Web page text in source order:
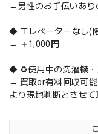
→男性のお手伝いあり
◆ エレベーターなし(
→ ＋1,000円
◆ ♻️使用中の洗濯機・
→ 買取or有料回収可
より現地判断とさせて